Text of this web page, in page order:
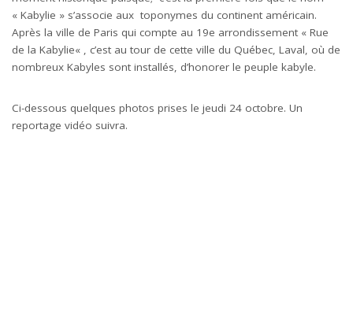
« Kabylie » s’associe aux toponymes du continent américain.
Après la ville de Paris qui compte au 19e arrondissement « Rue
de la Kabylie« , c’est au tour de cette ville du Québec, Laval, où de
nombreux Kabyles sont installés, d’honorer le peuple kabyle.
Ci-dessous quelques photos prises le jeudi 24 octobre. Un
reportage vidéo suivra.